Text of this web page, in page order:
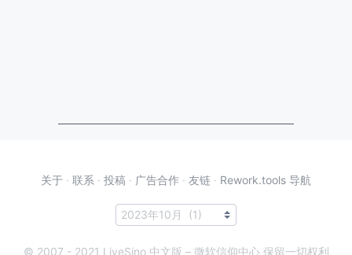
关于 · 联系 · 投稿 · 广告合作 · 友链 · Rework.tools 导航
© 2007 - 2021 LiveSino 中文版 – 微软信仰中心 保留一切权利